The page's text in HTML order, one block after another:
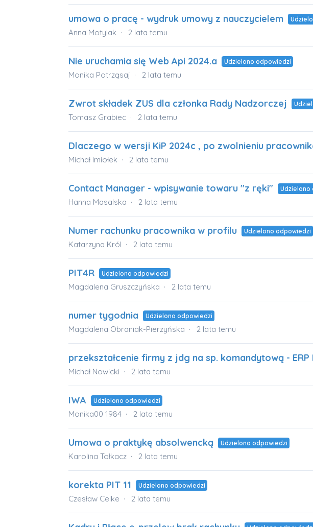
umowa o pracę - wydruk umowy z nauczycielem
Anna Motylak 2 lata temu
Nie uruchamia się Web Api 2024.a Udzielono odpowiedzi
Monika Potrząsaj 2 lata temu
Zwrot składek ZUS dla członka Rady Nadzorczej
Tomasz Grabiec 2 lata temu
Dlaczego w wersji KiP 2024c , po zwolnieniu
Michał Imiołek 2 lata temu
Contact Manager - wpisywanie towaru "z ręki" Udzielono
Hanna Masalska 2 lata temu
Numer rachunku pracownika w profilu Udzielono odpowiedzi
Katarzyna Król 2 lata temu
PIT4R Udzielono odpowiedzi
Magdalena Gruszczyńska 2 lata temu
numer tygodnia Udzielono odpowiedzi
Magdalena Obraniak-Pierzyńska 2 lata temu
przekształcenie firmy z jdg na sp. komandytową - ERP
Michał Nowicki 2 lata temu
IWA Udzielono odpowiedzi
Monika00 1984 2 lata temu
Umowa o praktykę absolwencką Udzielono odpowiedzi
Karolina Tołkacz 2 lata temu
korekta PIT 11 Udzielono odpowiedzi
Czesław Celke 2 lata temu